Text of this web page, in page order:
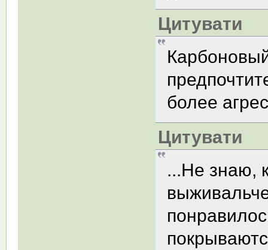
Цитувати
более
Цитувати
...Не знаю,